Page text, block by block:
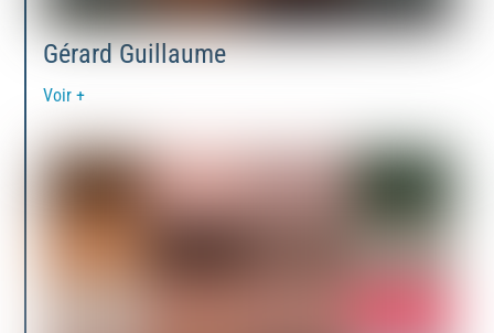
Gérard Guillaume
Voir +